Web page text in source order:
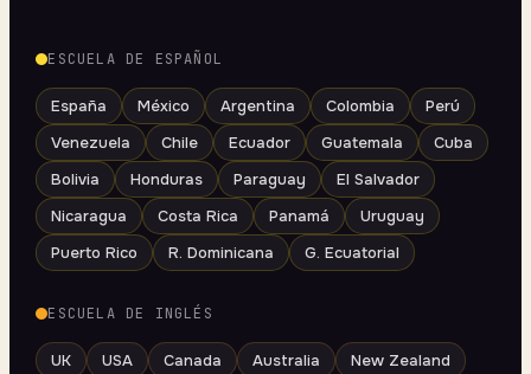
ESCUELA DE ESPAÑOL
España México Argentina Colombia
Perú
Venezuela
Chile Ecuador Guatemala
Cuba
Bolivia
Honduras Paraguay
El Salvador
Nicaragua
Costa Rica Panamá
Uruguay
Puerto Rico
R. Dominicana G. Ecuatorial
ESCUELA DE INGLÉS
UK USA Canada Australia
New Zealand